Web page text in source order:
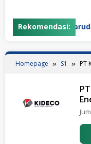
Rekomendasi:
PT Garuda
Homepage S1 PT